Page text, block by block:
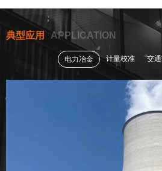
空盒气压
全自动活塞
典型应用 APPLICATION
电力冶金 计量校准 交